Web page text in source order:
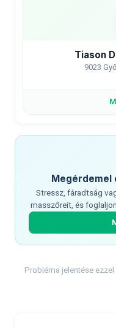
Tiason
9023
Megérdemel
Stressz, fáradtság
masszőreit, és
Probléma jelentése